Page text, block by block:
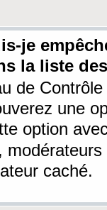
je
la liste
de
une
option
caché.